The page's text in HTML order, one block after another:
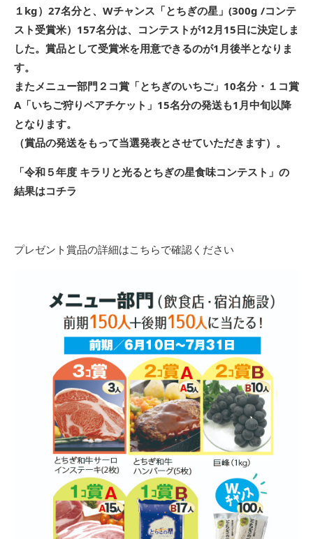
１ kg） 27名分と、 Wチャンス「とちぎの星」 (300g /コンテ
スト受賞米） 157名分は、コンテストが12月15日に決定しま
した。賞品として受賞米を用意できるのが1 月後半となりま
す。
またメニュー部門２コ賞「とちぎのいちご」 10名分・１コ賞
A「いちご狩りペアチケット」 15名分の発送も1 月中旬以降
となります。
（賞品の発送をもって当選発表とさせていただきます）。
「令和５年度 キラリと光るとちぎの星食味コンテスト」の
結果はコチラ
プレゼント賞品の詳細はこちらで確認ください